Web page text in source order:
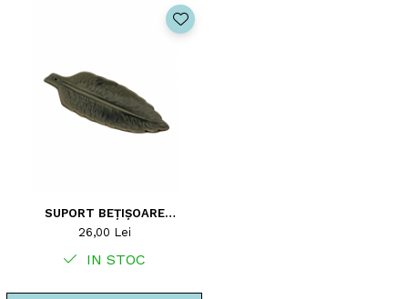
SUPORT BEȚIȘOARE
PARFUMATE
26,00 Lei
IN STOC